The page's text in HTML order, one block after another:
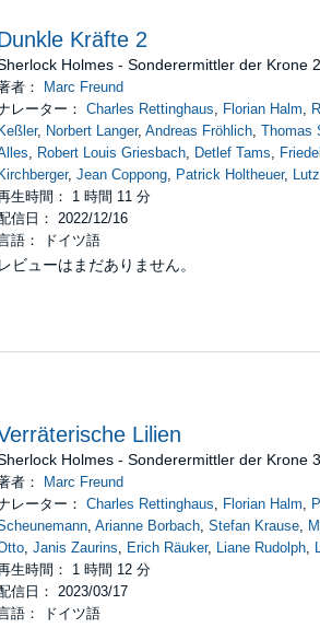
Kräfte 2
Holmes - Sonderermittler der Krone 2
者：
Marc Freund
レーター： Charles Rettinghaus, Florian Halm,
Keßler, Norbert Langer, Andreas Fröhlich, Thomas
, Robert Louis Griesbach, Detlef Tams,
Kirchberger, Jean Coppong, Patrick Holtheuer,
生時間： 1 時間 11 分
信日： 2022/12/16
語： ドイツ語
レビューはまだありません。
Lilien
Holmes - Sonderermittler der Krone 3
者：
Marc Freund
レーター： Charles Rettinghaus, Florian Halm,
, Arianne Borbach, Stefan Krause,
, Janis Zaurins, Erich Räuker, Liane Rudolph,
生時間： 1 時間 12 分
信日： 2023/03/17
語： ドイツ語